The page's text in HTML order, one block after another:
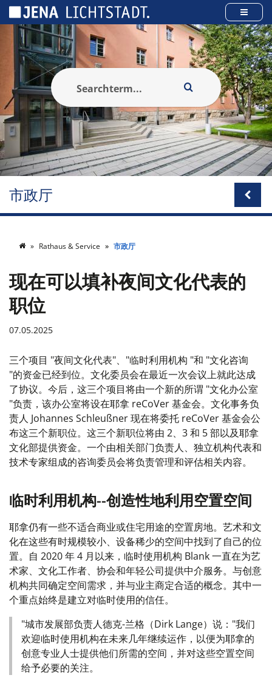
市政厅
Rathaus & Service 市政厅
现在可以填补夜间文化代表的
职位
07.05.2025
三个项目 "夜间文化代表"、"临时利用机构 "和 "文化咨询
"的资金已经到位。文化委员会在最近一次会议上就此达成
了协议。今后，这三个项目将由一个新的所谓 "文化办公室
"负责，该办公室将设在耶拿 reCoVer 基金会。文化事务负
责人 Johannes Schleußner 现在将委托 reCoVer 基金会公
布这三个新职位。这三个新职位将由 2、3 和 5 部以及耶拿
文化部提供资金。一个由相关部门负责人、独立机构代表和
技术专家组成的咨询委员会将负责管理和评估相关内容。
临时利用机构--创造性地利用空置空间
耶拿仍有一些不适合商业或住宅用途的空置房地。艺术和文
化在这些有时规模较小、设备稀少的空间中找到了自己的位
置。自 2020 年 4 月以来，临时使用机构 Blank 一直在为艺
术家、文化工作者、协会和年轻公司提供中介服务。与创意
机构共同确定空间需求，并与业主商定合适的概念。其中一
个重点始终是建立对临时使用的信任。
"城市发展部负责人德克-兰格（Dirk Lange）说："我们
欢迎临时使用机构在未来几年继续运作，以便为耶拿的
创意专业人士提供他们所需的空间，并对这些空置空间
给予必要的关注。
Cookies management panel